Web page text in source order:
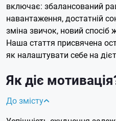
включає: збалансований
навантаження, достатній
зміна звичок, новий спосіб
Наша стаття присвячена
як налаштувати себе на
Як діє
До змісту